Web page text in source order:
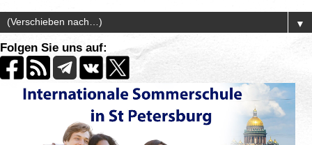
▼
Folgen Sie uns auf: